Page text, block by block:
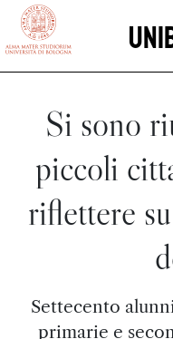
vai al contenuto della
Si sono
piccoli
riflettere
Settecento
primarie e